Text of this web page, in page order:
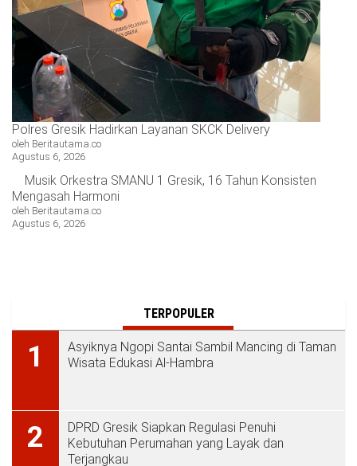
Polres Gresik Hadirkan Layanan SKCK Delivery
oleh Beritautama.co
Agustus 6, 2026
Musik Orkestra SMANU 1 Gresik, 16 Tahun Konsisten
Mengasah Harmoni
oleh Beritautama.co
Agustus 6, 2026
TERPOPULER
1
Asyiknya Ngopi Santai Sambil Mancing di Taman
Wisata Edukasi Al-Hambra
2
DPRD Gresik Siapkan Regulasi Penuhi
Kebutuhan Perumahan yang Layak dan
Terjangkau